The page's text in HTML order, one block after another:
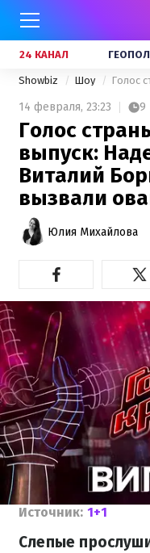
24 КАНАЛ
Showbiz Шоу
14 февраля, 23:23 9
Голос
выпуск:
Виталий
вызвали
Юлия Михайлова
Источник: 1+1
Слепые